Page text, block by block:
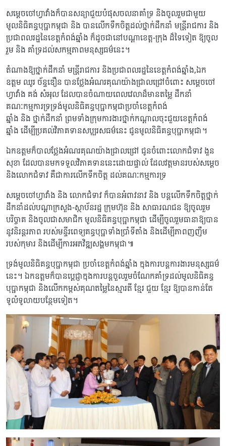
សម្តេចចៅហ្វាវាំងក៏បានសន្យាជួយបំផុសចលនាគាំទ្រ និងចូលរួមជាមួយ
មូលនិធិគន្ធបុប្ផាកម្ពុជា និង បានលើកទឹកចិត្តដល់ថ្នាក់ដឹកនាំ មន្រ្តីរាជការ និង
ប្រជាពលរដ្ឋនៃខេត្តកំពង់ឆ្នាំង ក៏ដូចជានៅបណ្តាខេត្ត-ក្រុង ដ៏ទៃទៀត ឱ្យចូល
រួម និង គាំទ្រដល់សកម្មភាពមនុស្សធម៌នេះ។
តំណាងឱ្យថ្នាក់ដឹកនាំ មន្រ្តីរាជការ និងប្រជាពលរដ្ឋនៃខេត្តកំពង់ឆ្នាំង,ឯក
ឧត្តម ឈូរ ច័ន្ទឌឿន បានថ្លែងអំណរគុណយ៉ាងជ្រាលជ្រៅចំពោះ សម្តេចចៅ
ហ្វាវាំង គង់ សំអុល ដែលបានចំណាយពេលវេលាដ៏មានតម្លៃ ដឹកនាំ
គណៈកម្មការទ្រទ្រង់មូលនិធិគន្ធបុប្ផាកម្ពុជាប្រចាំខេត្តកំពង់
ឆ្នាំង និង ថ្នាក់ដឹកនាំ ព្រមទាំងក្រុមការងារថ្នាក់កណ្តាលចុះជួយខេត្តកំពង់
ឆ្នាំង ដើម្បីប្រគល់វិភាគទានសប្បុរសធម៌នេះ ជូនមូលនិធិគន្ធបុប្ផាកម្ពុជា។
ឯកឧត្តមក៏បាលថ្លែងអំណរគុណយ៉ាងជ្រាលជ្រៅ ជូនចំពោះលោកជំទាវ ងួន
សុខា ដែលបានមកទទួលវិភាគទាននេះដោយផ្ទាល់ ដែលវត្តមានរបស់សម្តេច
និងលោកជំទាវ គឺជាការលើកទឹកចិត្ត ដល់គណៈកម្មការទ្រ
សម្តេចចៅហ្វាវាំង និង លោកជំទាវ ក៏បានអំពាវនាវ និង បន្តលើកទឹកចិត្តថ្នាក់
ដឹកនាំដល់បណ្តាក្រសួង-ស្ថាប័នរដ្ឋ ក្រុមហ៊ុន និង សាធារណជន ឱ្យចូលរួម
បរិច្ចាគ និងចូលជាសមាជិក មូលនិធិគន្ធបុប្ផាកម្ពុជា ដើម្បីចូលរួមធានាឱ្យបាន
នូវនិរន្តរភាព របស់មន្ទីរពេទ្យគន្ធបុប្ផាទាំងប្រាំទីតាំង និងដើម្បីភាពញញឹម
របស់កុមារ និងដើម្បីការអភវិឌ្ឍសង្គមកម្ពុជា៕
ទ្រង់មូលនិធិគន្ធបុប្ផាកម្ពុជា ប្រចាំខេត្តកំពង់ឆ្នាំង ក្នុងការបន្តការងារមនុស្សធម៌
នេះ។ ឯកឧត្តមក៏បានប្តេជ្ញាក្នុងការបន្តចួលរួមចំណែកគាំទ្រដល់មូលនិធិគន្ធ
បុប្ផាកម្ពុជា និងលើកកម្ពស់គុណតម្លៃនៃស្មារតី ខ្មែរ ជួយ ខ្មែរ ឱ្យបានកាន់តែ
ទូលំទូលាយបន្ថែមទៀត។